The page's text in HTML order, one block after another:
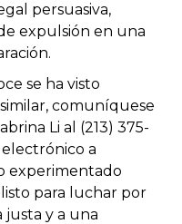
persuasiva,
expulsión en una
se ha visto
comuníquese
Li al (213) 375-
a
experimentado
para luchar por
justa y a una